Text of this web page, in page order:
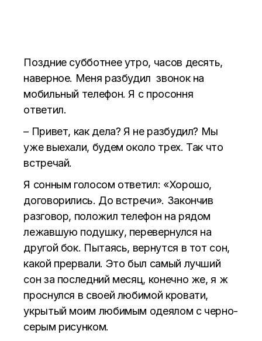
Поздние субботнее утро, часов десять,
наверное. Меня разбудил звонок на
мобильный телефон. Я с просоння
ответил.
– Привет, как дела? Я не разбудил? Мы
уже выехали, будем около трех. Так что
встречай.
Я сонным голосом ответил: «Хорошо,
договорились. До встречи». Закончив
разговор, положил телефон на рядом
лежавшую подушку, перевернулся на
другой бок. Пытаясь, вернутся в тот сон,
какой прервали. Это был самый лучший
сон за последний месяц, конечно же, я ж
проснулся в своей любимой кровати,
укрытый моим любимым одеялом с черно-
серым рисунком.